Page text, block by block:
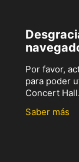
Por favor,
para poder
Concert Hall.
Saber más